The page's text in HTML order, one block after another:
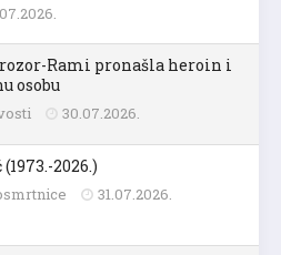
Rami pronašla heroin i
osobu
30.07.2026.
2026.)
31.07.2026.